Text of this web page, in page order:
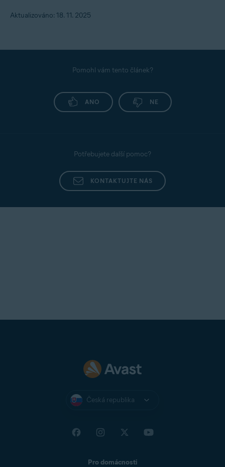
Aktualizováno: 18. 11. 2025
Pomohl vám tento článek?
ANO NE
Potřebujete další pomoc?
KONTAKTUJTE NÁS
Česká republika
Pro domácnosti